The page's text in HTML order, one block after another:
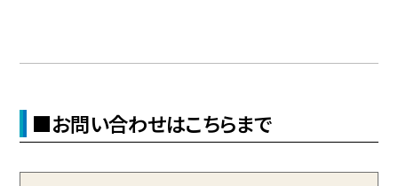
■お問い合わせはこちらまで